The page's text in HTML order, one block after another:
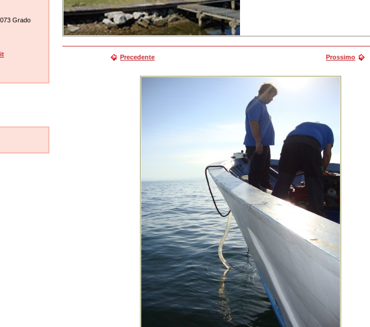
Precedente Prossimo
Grado
it